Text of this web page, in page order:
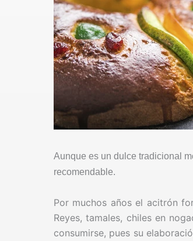
Aunque es un dulce tradicional
recomendable.
Por muchos años el acitrón
Reyes, tamales, chiles en
consumirse, pues su